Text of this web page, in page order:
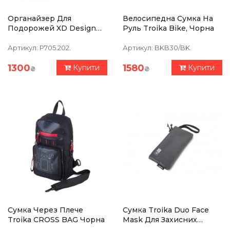
Органайзер Для
Подорожей XD Design
Артикул: P705.202.
1300₴ Купити
Велосипедна Сумка На
Руль Troika Bike, Чорна
Артикул: BKB30/BK.
1580₴ Купити
Сумка Через Плече
Troika CROSS BAG Чорна
Сумка Troika Duo Face
Mask Для Захисних